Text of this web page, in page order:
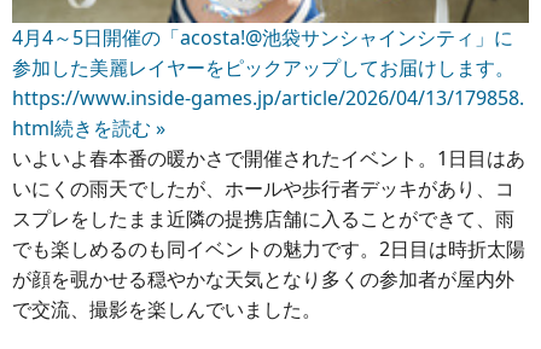
4月4～5日開催の「acosta!@池袋サンシャインシティ」に
参加した美麗レイヤーをピックアップしてお届けします。
https://www.inside-games.jp/article/2026/04/13/179858.
html続きを読む »
いよいよ春本番の暖かさで開催されたイベント。1日目はあ
いにくの雨天でしたが、ホールや歩行者デッキがあり、コ
スプレをしたまま近隣の提携店舗に入ることができて、雨
でも楽しめるのも同イベントの魅力です。2日目は時折太陽
が顔を覗かせる穏やかな天気となり多くの参加者が屋内外
で交流、撮影を楽しんでいました。